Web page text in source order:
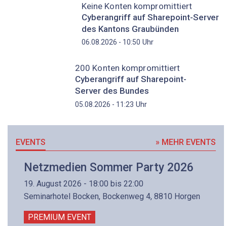
Keine Konten kompromittiert
Cyberangriff auf Sharepoint-Server
des Kantons Graubünden
06.08.2026 - 10:50 Uhr
200 Konten kompromittiert
Cyberangriff auf Sharepoint-
Server des Bundes
05.08.2026 - 11:23 Uhr
EVENTS » MEHR EVENTS
Netzmedien Sommer Party 2026
19. August 2026 - 18:00 bis 22:00
Seminarhotel Bocken, Bockenweg 4, 8810 Horgen
PREMIUM EVENT